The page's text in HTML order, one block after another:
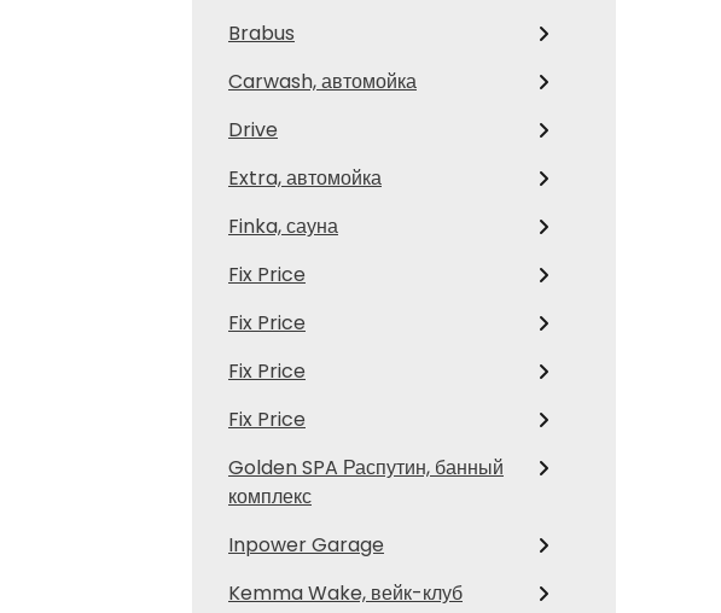
Brabus
Carwash, автомойка
Drive
Extra, автомойка
Finka, сауна
Fix Price
Fix Price
Fix Price
Fix Price
Golden SPA Распутин, банный
комплекс
Inpower Garage
Kemma Wake, вейк-клуб